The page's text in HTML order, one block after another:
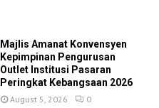
Majlis Amanat Konvensyen
Kepimpinan Pengurusan
Outlet Institusi Pasaran
Peringkat Kebangsaan 2026
August 5, 2026 0